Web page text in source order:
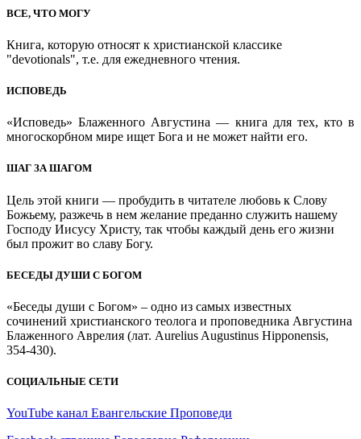
ВСЕ, ЧТО МОГУ
Книга, которую относят к христианской классике
"devotionals", т.е. для ежедневного чтения.
ИСПОВЕДЬ
«Исповедь» Блаженного Августина — книга для тех, кто в
многоскорбном мире ищет Бога и не может найти его.
ШАГ ЗА ШАГОМ
Цель этой книги — пробудить в читателе любовь к Слову
Божьему, разжечь в нем желание преданно служить нашему
Господу Иисусу Христу, так чтобы каждый день его жизни
был прожит во славу Богу.
БЕСЕДЫ ДУШИ С БОГОМ
«Беседы души с Богом» – одно из самых известных
сочинений христианского теолога и проповедника Августина
Блаженного Аврелия (лат. Aurelius Augustinus Hipponensis,
354-430).
СОЦИАЛЬНЫЕ СЕТИ
YouTube канал Евангельские Проповеди